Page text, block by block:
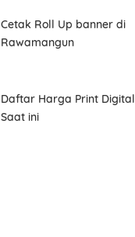
Cetak Roll Up banner di
Rawamangun
Daftar Harga Print Digital
Saat ini